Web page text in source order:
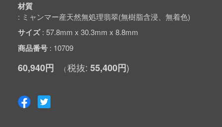
材質
ミャンマー産天然無処理翡翠(無樹脂含浸、無着色)
サイズ 57.8mm x 30.3mm x 8.8mm
商品番号 10709
60,940円 55,400円